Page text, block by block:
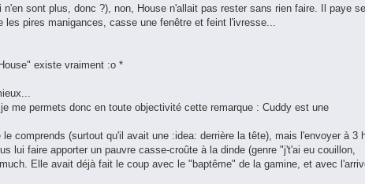
sont plus, donc ?), non, House n'allait pas rester sans rien faire. Il paye
les pires manigances, casse une fenêtre et feint l'ivresse...
existe vraiment :o *
me permets donc en toute objectivité cette remarque : Cuddy est une
comprends (surtout qu'il avait une :idea: derrière la tête), mais l'envoyer à 3
lui faire apporter un pauvre casse-croûte à la dinde (genre "j't'ai eu couillon,
Elle avait déjà fait le coup avec le "baptême" de la gamine, et avec